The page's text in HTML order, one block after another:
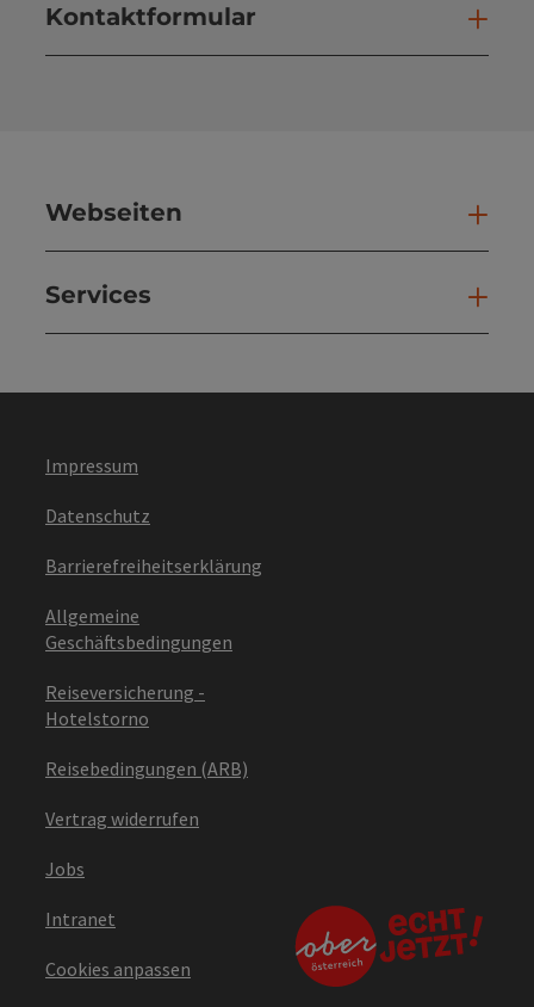
Kontaktformular
Webseiten
Services
Impressum
Datenschutz
Barrierefreiheitserklärung
Allgemeine
Geschäftsbedingungen
Reiseversicherung -
Hotelstorno
Reisebedingungen (ARB)
Vertrag widerrufen
Jobs
Intranet
Cookies anpassen